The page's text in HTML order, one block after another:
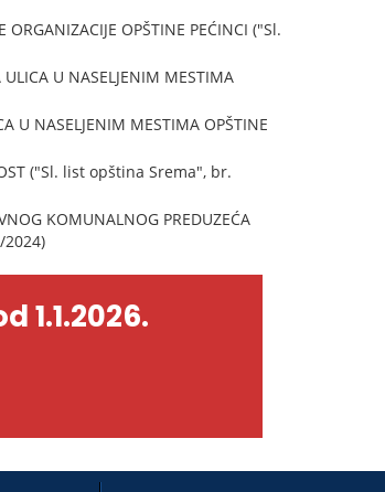
OPŠTINE PEĆINCI ("Sl.
U NASELJENIM MESTIMA
U NASELJENIM MESTIMA OPŠTINE
("Sl. list opština Srema", br.
KOMUNALNOG PREDUZEĆA
2024)
1.1.2026.